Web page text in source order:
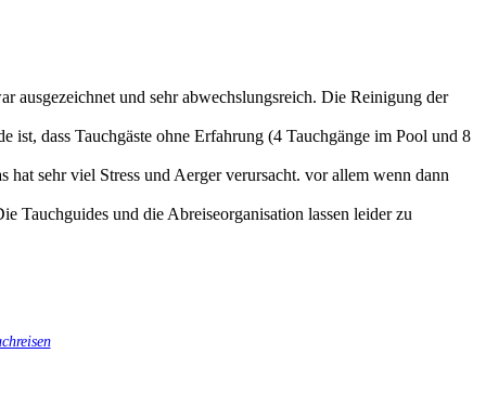
ausgezeichnet und sehr abwechslungsreich. Die Reinigung der
dass Tauchgäste ohne Erfahrung (4 Tauchgänge im Pool und 8
hat sehr viel Stress und Aerger verursacht. vor allem wenn dann
Tauchguides und die Abreiseorganisation lassen leider zu